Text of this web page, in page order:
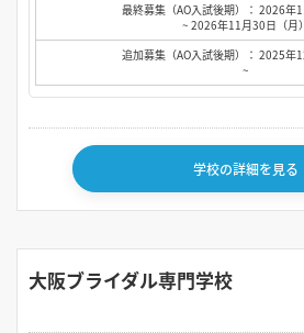
最終募集（AO入試後期）： 2026年
~ 2026年11月30日（月）
追加募集（AO入試後期）： 2025年
~
学校の詳細を見る
大阪ブライダル専門学校